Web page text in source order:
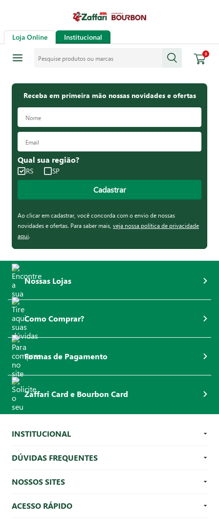
Loja Online Institucional
0
Receba em primeira mão nossas novidades e ofertas
Qual sua região?
RS SP
Cadastrar
Ao clicar em cadastrar, você concorda com o envio de nossas
novidades e ofertas. Para saber mais, veja nossa política de privacidade
aqui.
Nossas Lojas
Como Comprar?
Formas de Pagamento
Zaffari Card e Bourbon Card
INSTITUCIONAL
DÚVIDAS FREQUENTES
NOSSOS SITES
ACESSO RÁPIDO